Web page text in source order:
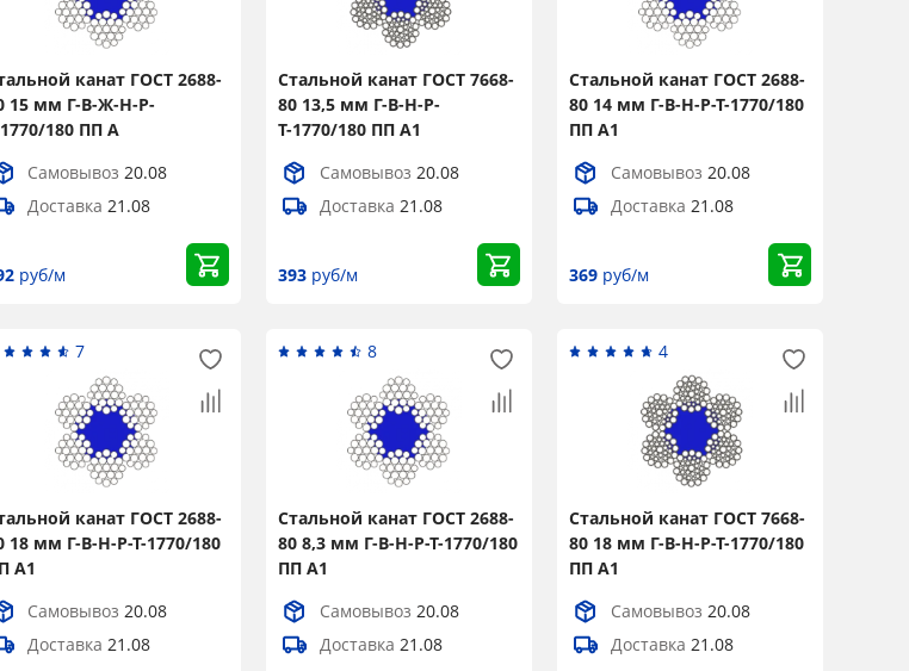
канат ГОСТ 2688-
15 мм Г-В-Ж-Н-Р-
180 ПП А
Самовывоз20.08
Доставка21.08
руб/м
Стальной канат ГОСТ 7668-
80 13,5 мм Г-В-Н-Р-
Т-1770/180 ПП А1
Самовывоз 20.08
Доставка 21.08
393руб/м
Стальной канат ГОСТ 2688-
80 14 мм Г-В-Н-Р-Т-1770/180
ПП А1
Самовывоз 20.08
Доставка 21.08
369руб/м
7
канат ГОСТ 2688-
18 мм Г-В-Н-Р-Т-1770/180
А1
Самовывоз20.08
Доставка21.08
8
Стальной канат ГОСТ 2688-
80 8,3 мм Г-В-Н-Р-Т-1770/180
ПП А1
Самовывоз 20.08
Доставка 21.08
4
Стальной канат ГОСТ 7668-
80 18 мм Г-В-Н-Р-Т-1770/180
ПП А1
Самовывоз 20.08
Доставка 21.08